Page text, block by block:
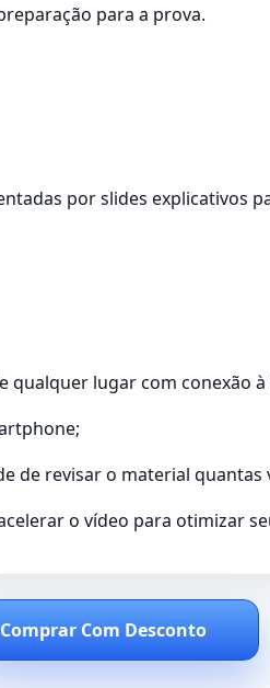
para a prova.
por slides explicativos
qualquer lugar com conexão
de revisar o material quantas
o vídeo para otimizar
Comprar Com Desconto